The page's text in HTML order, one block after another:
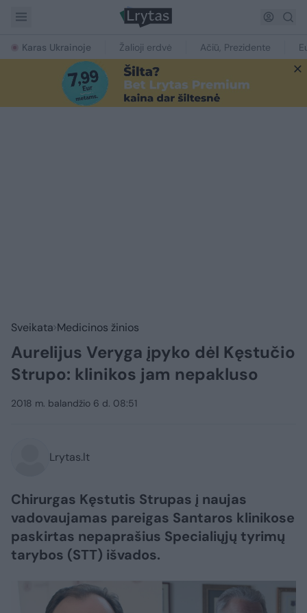
Karas Ukrainoje Žalioji erdvė Ačiū, Prezidente
Sveikata Medicinos žinios
Aurelijus Veryga įpyko dėl Kęstučio
Strupo: klinikos jam nepakluso
2018 m. balandžio 6 d. 08:51
Lrytas.lt
Chirurgas Kęstutis Strupas į naujas
vadovaujamas pareigas Santaros klinikose
paskirtas nepaprašius Specialiųjų tyrimų
tarybos (STT) išvados.